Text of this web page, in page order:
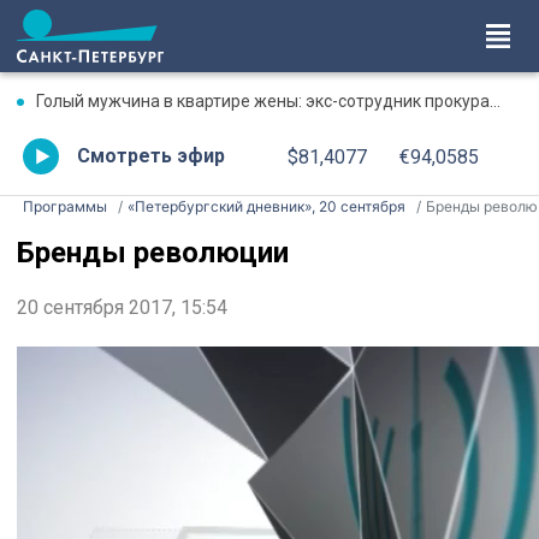
Голый мужчина в квартире жены: экс-сотрудник прокуратуры рассказал, почему совершил убийство
Смотреть эфир $81,4077 €94,0585
Программы «Петербургский дневник», 20 сентября Бренды революции
Бренды революции
20 сентября 2017, 15:54